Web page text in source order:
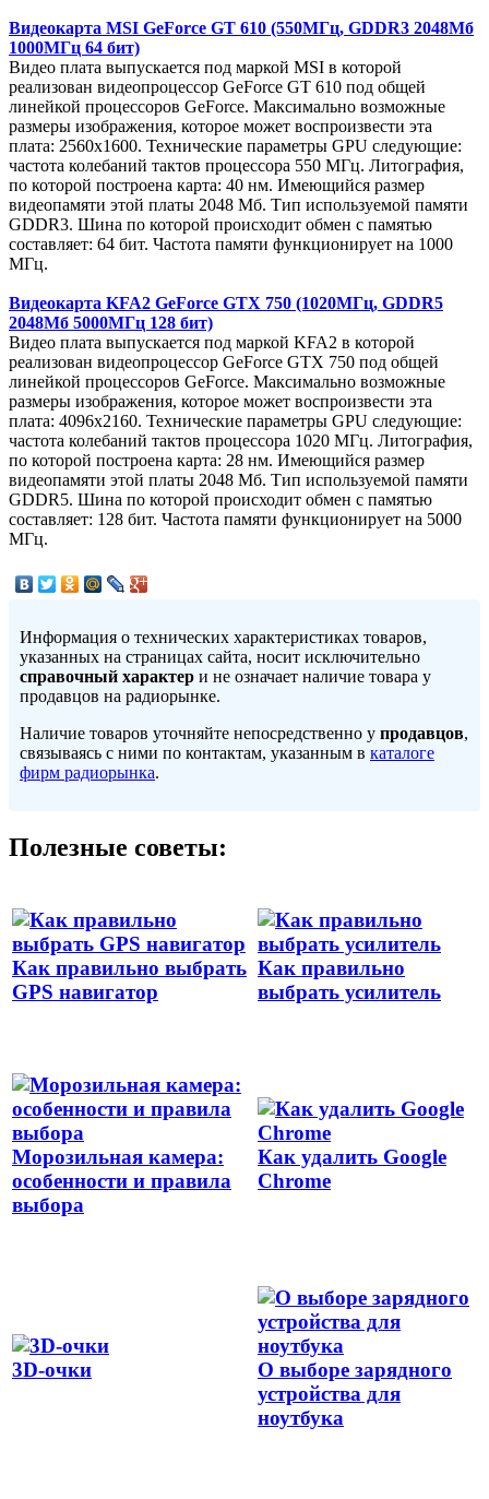
Видеокарта MSI GeForce GT 610 (550МГц, GDDR3 2048Мб
1000МГц 64 бит)
Видео плата выпускается под маркой MSI в которой
реализован видеопроцессор GeForce GT 610 под общей
линейкой процессоров GeForce. Максимально возможные
размеры изображения, которое может воспроизвести эта
плата: 2560x1600. Технические параметры GPU следующие:
частота колебаний тактов процессора 550 МГц. Литография,
по которой построена карта: 40 нм. Имеющийся размер
видеопамяти этой платы 2048 Мб. Тип используемой памяти
GDDR3. Шина по которой происходит обмен с памятью
составляет: 64 бит. Частота памяти функционирует на 1000
МГц.
Видеокарта KFA2 GeForce GTX 750 (1020МГц, GDDR5
2048Мб 5000МГц 128 бит)
Видео плата выпускается под маркой KFA2 в которой
реализован видеопроцессор GeForce GTX 750 под общей
линейкой процессоров GeForce. Максимально возможные
размеры изображения, которое может воспроизвести эта
плата: 4096x2160. Технические параметры GPU следующие:
частота колебаний тактов процессора 1020 МГц. Литография,
по которой построена карта: 28 нм. Имеющийся размер
видеопамяти этой платы 2048 Мб. Тип используемой памяти
GDDR5. Шина по которой происходит обмен с памятью
составляет: 128 бит. Частота памяти функционирует на 5000
МГц.
Информация о технических характеристиках товаров,
указанных на страницах сайта, носит исключительно
справочный характер и не означает наличие товара у
продавцов на радиорынке.
Наличие товаров уточняйте непосредственно у продавцов,
связываясь с ними по контактам, указанным в каталоге
фирм радиорынка.
Полезные советы:
Как правильно выбрать
GPS навигатор
Как правильно
выбрать усилитель
Морозильная камера:
особенности и правила
выбора
Как удалить Google
Chrome
3D-очки
О выборе зарядного
устройства для
ноутбука